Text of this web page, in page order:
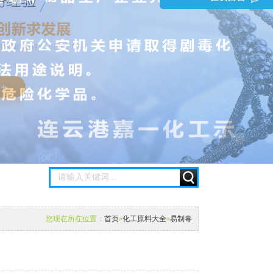
您现在所在位置： 首页»化工原料大全»易制毒